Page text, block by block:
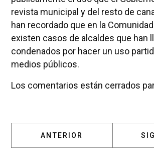
revista municipal y del resto de
han recordado que en la
existen casos de alcaldes que han
condenados por hacer un uso
medios públicos.
Los comentarios están cerrados
ARTÍCULO ANTERIOR: LOS
ANTERIOR